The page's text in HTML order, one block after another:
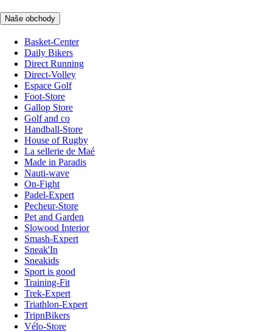
Naše obchody
Basket-Center
Daily Bikers
Direct Running
Direct-Volley
Espace Golf
Foot-Store
Gallop Store
Golf and co
Handball-Store
House of Rugby
La sellerie de Maé
Made in Paradis
Nauti-wave
On-Fight
Padel-Expert
Pecheur-Store
Pet and Garden
Slowood Interior
Smash-Expert
Sneak'In
Sneakids
Sport is good
Training-Fit
Trek-Expert
Triathlon-Expert
TripnBikers
Vélo-Store